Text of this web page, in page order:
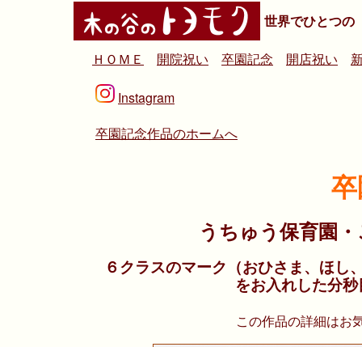
世界でひとつの
ＨＯＭＥ 開院祝い 卒園記念 開店祝い
Instagram
卒園記念作品のホームへ
うちゅう保育園
６クラスのマーク（おひさま、ほし
をお入れした分
この作品の詳細はお